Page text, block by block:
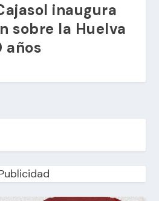
inaugura
sobre la Huelva
años